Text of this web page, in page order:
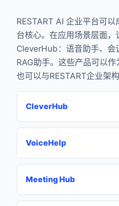
RESTART AI 企业平台可
台核心。在应用场景层面，
CleverHub：语音助手、会
RAG助手。这些产品可以作
也可以与RESTART企业架构
CleverHub
VoiceHelp
Meeting Hub